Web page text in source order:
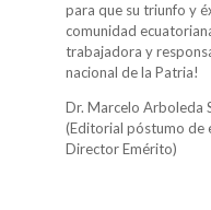
para que su triunfo y
comunidad
trabajadora y
nacional de la Patria!
Dr. Marcelo Arboleda
(Editorial póstumo de
Director Emérito)